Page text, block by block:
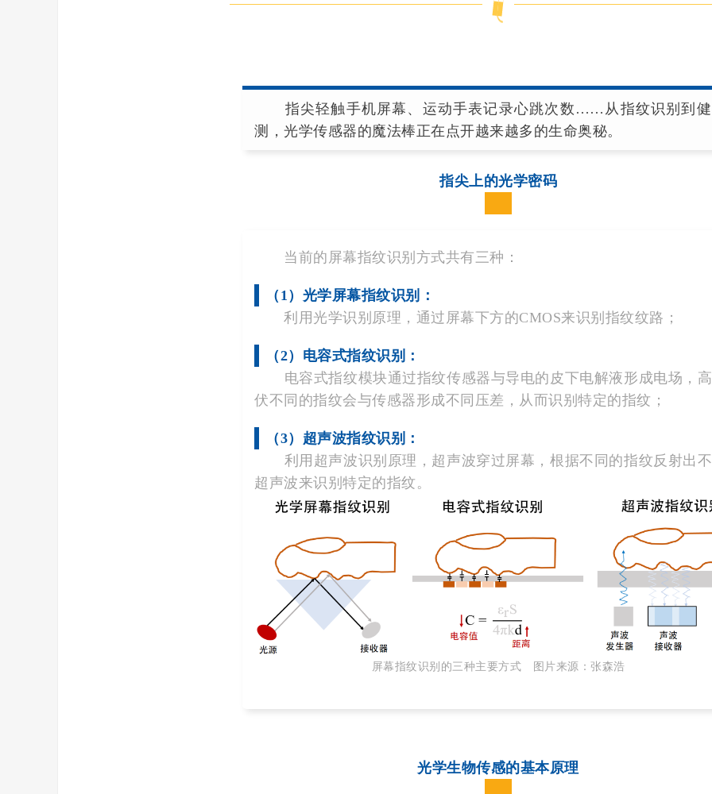
指尖轻触手机屏幕、运动手表记录心跳次数……从指纹识别到
测，光学传感器的魔法棒正在点开越来越多的生命奥秘。
指尖上的光学密码
当前的屏幕指纹识别方式共有三种：
（1）光学屏幕指纹识别：
利用光学识别原理，通过屏幕下方的CMOS来识别指纹纹路；
（2）电容式指纹识别：
电容式指纹模块通过指纹传感器与导电的皮下电解液形成电场，
伏不同的指纹会与传感器形成不同压差，从而识别特定的指纹；
（3）超声波指纹识别：
利用超声波识别原理，超声波穿过屏幕，根据不同的指纹反射出
超声波来识别特定的指纹。
屏幕指纹识别的三种主要方式 图片来源：张森浩
光学生物传感的基本原理